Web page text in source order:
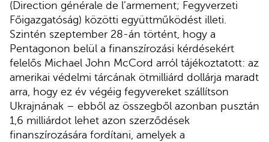
(Direction générale de l’armement; Fegyverzeti
Főigazgatóság) közötti együttműködést illeti.
Szintén szeptember 28-án történt, hogy a
Pentagonon belül a finanszírozási kérdésekért
felelős Michael John McCord arról tájékoztatott: az
amerikai védelmi tárcának ötmilliárd dollárja maradt
arra, hogy ez év végéig fegyvereket szállítson
Ukrajnának – ebből az összegből azonban pusztán
1,6 milliárdot lehet azon szerződések
finanszírozására fordítani, amelyek a